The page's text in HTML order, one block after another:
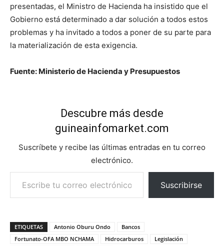
presentadas, el Ministro de Hacienda ha insistido que el
Gobierno está determinado a dar solución a todos estos
problemas y ha invitado a todos a poner de su parte para
la materialización de esta exigencia.
Fuente: Ministerio de Hacienda y Presupuestos
Descubre más desde
guineainfomarket.com
Suscríbete y recibe las últimas entradas en tu correo
electrónico.
Escribe tu correo electrónico…
Suscribirse
ETIQUETAS Antonio Oburu Ondo
Bancos
Fortunato-OFA MBO NCHAMA
Hidrocarburos
Legislación